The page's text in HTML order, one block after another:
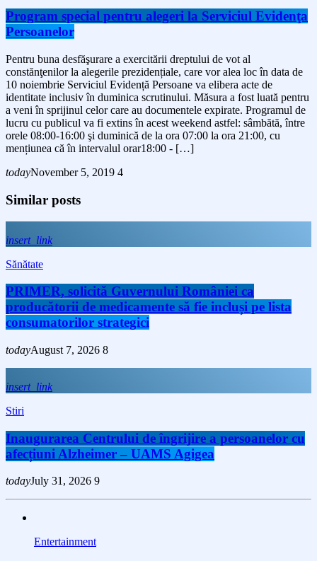
Program special pentru alegeri la Serviciul Evidenţa
Persoanelor
Pentru buna desfăşurare a exercitării dreptului de vot al
constănţenilor la alegerile prezidențiale, care vor alea loc în data de
10 noiembrie Serviciul Evidență Persoane va elibera acte de
identitate inclusiv în duminica scrutinului. Măsura a fost luată pentru
a veni în sprijinul celor care au documentele expirate. Programul de
lucru cu publicul va fi extins în acest weekend astfel: sâmbătă, între
orele 08:00-16:00 şi duminică de la ora 07:00 la ora 21:00, cu
mențiunea că în intervalul orar18:00 - […]
todayNovember 5, 2019 4
Similar posts
insert_link
Sănătate
PRIMER, solicită Guvernului României ca
producătorii de medicamente să fie incluși pe lista
consumatorilor strategici
todayAugust 7, 2026 8
insert_link
Stiri
Inaugurarea Centrului de îngrijire a persoanelor cu
afecțiuni Alzheimer – UAMS Agigea
todayJuly 31, 2026 9
Entertainment